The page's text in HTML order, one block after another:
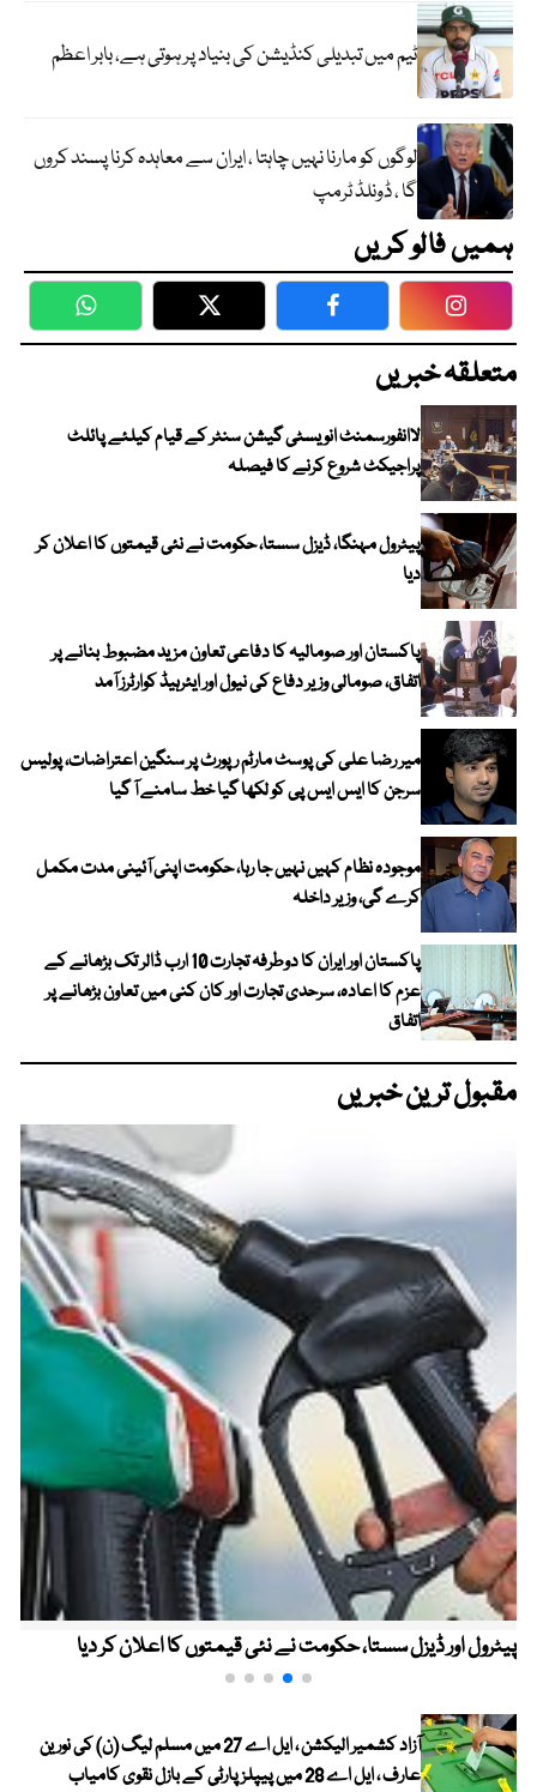
ٹیم میں تبدیلی کنڈیشن کی بنیاد پر ہوتی ہے، بابر اعظم
لوگوں کو مارنا نہیں چاہتا ، ایران سے معاہدہ کرنا پسند کروں
گا ، ڈونلڈ ٹرمپ
ہمیں فالو کریں
WhatsApp Twitter Facebook
متعلقہ خبریں
لاانفورسمنٹ انویسٹی گیشن سنٹر کے قیام کیلئے پائلٹ
پراجیکٹ شروع کرنے کا فیصلہ
پیٹرول مہنگا، ڈیزل سستا، حکومت نے نئی قیمتوں کا اعلان کر
دیا
پاکستان اور صومالیہ کا دفاعی تعاون مزید مضبوط بنانے پر
اتفاق، صومالی وزیر دفاع کی نیول اور ایئرہیڈ کوارٹرز آمد
میر رضا علی کی پوسٹ مارٹم رپورٹ پر سنگین اعتراضات، پولیس
سرجن کا ایس ایس پی کو لکھا گیا خط سامنے آ گیا
موجودہ نظام کہیں نہیں جا رہا، حکومت اپنی آئینی مدت مکمل
کرے گی، وزیر داخلہ
پاکستان اور ایران کا دوطرفہ تجارت 10 ارب ڈالر تک بڑھانے کے
عزم کا اعادہ، سرحدی تجارت اور کان کنی میں تعاون بڑھانے پر
اتفاق
مقبول ترین خبریں
پیٹرول اور ڈیزل سستا، حکومت نے نئی قیمتوں کا اعلان کر دیا
آزاد کشمیر الیکشن ، ایل اے 27 میں مسلم لیگ (ن) کی نورین
عارف ، ایل اے 28 میں پیپلز پارٹی کے بازل نقوی کامیاب